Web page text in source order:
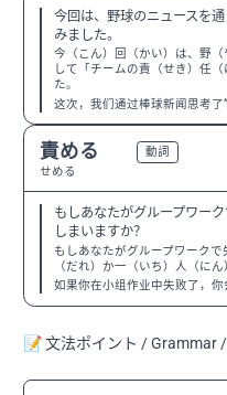
今回は、野球のニュースを
みました。
今（こん）回（かい）は、野（
して「チームの責（せき）任
た。
这次，我们通过棒球新闻思考了“
責める
せめる
動詞
もしあなたがグループワー
しまいますか？
もしあなたがグループワーク
（だれ）か一（いち）人（に
如果你在小组作业中失败了，你
📝 文法ポイント / Grammar